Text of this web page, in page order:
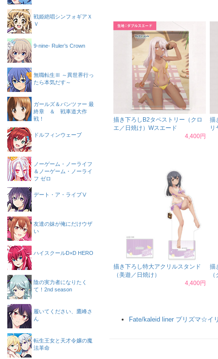
描き下ろしB2タペストリー（クロ
エ／日焼け）Wスエード
4,400円
描
リ
描き下ろし特大アクリルスタンド
（美遊／日焼け）
4,400円
描
Fate/kaleid liner プリズマ☆イ
戦姫絶唱シンフォギアＸ
Ｖ
9-nine- Ruler’s Crown
無職転生Ⅲ ～異世界行っ
たら本気だす～
ガールズ＆パンツァー 最
終章 ＆ 戦車道大作
戦！
ドルフィンウェーブ
ノーゲーム・ノーライフ
＆ノーゲーム・ノーライ
フ ゼロ
デート・ア・ライブⅤ
友達の妹が俺にだけウザ
い
ハイスクールD×D HERO
陰の実力者になりたく
て！2nd season
履いてください、鷹峰さ
ん
転生王女と天才令嬢の魔
法革命